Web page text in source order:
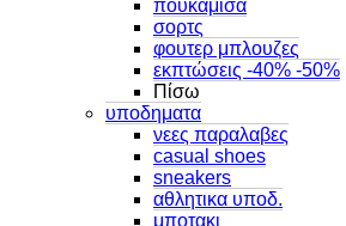
πουκαμισα
σορτς
φουτερ μπλουζες
εκπτώσεις -40% -50%
Πίσω
υποδηματα
νεες παραλαβες
casual shoes
sneakers
αθλητικα υποδ.
μποτακι